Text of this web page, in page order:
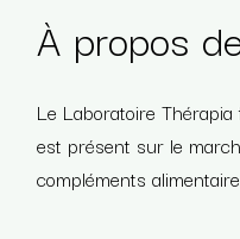
À propos
Le Laboratoire
est présent sur le
compléments